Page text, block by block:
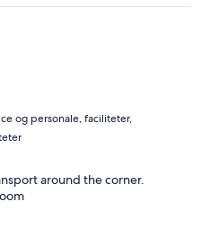
og personale, faciliteter,
around the corner.